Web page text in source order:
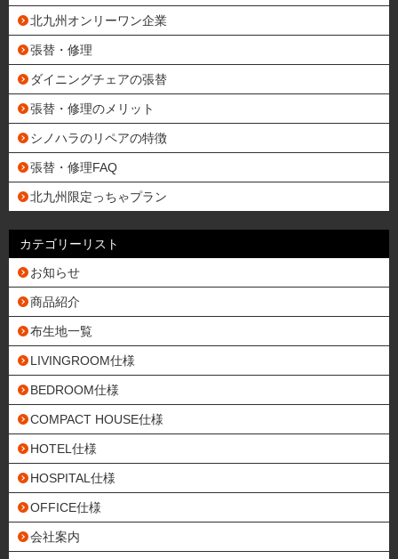
北九州オンリーワン企業
張替・修理
ダイニングチェアの張替
張替・修理のメリット
シノハラのリペアの特徴
張替・修理FAQ
北九州限定っちゃプラン
カテゴリーリスト
お知らせ
商品紹介
布生地一覧
LIVINGROOM仕様
BEDROOM仕様
COMPACT HOUSE仕様
HOTEL仕様
HOSPITAL仕様
OFFICE仕様
会社案内